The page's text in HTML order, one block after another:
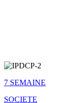
7 SEMAINE
SOCIETE